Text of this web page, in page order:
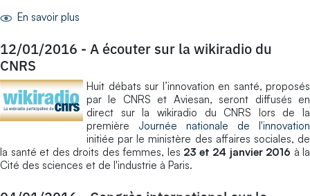
En savoir plus
12/01/2016 - A écouter sur la wikiradio du
CNRS
Huit débats sur l’innovation en santé, proposés
par le CNRS et Aviesan, seront diffusés en
direct sur la wikiradio du CNRS lors de la
première Journée nationale de l'innovation
initiée par le ministère des affaires sociales, de
la santé et des droits des femmes, les 23 et 24 janvier 2016 à la
Cité des sciences et de l'industrie à Paris.